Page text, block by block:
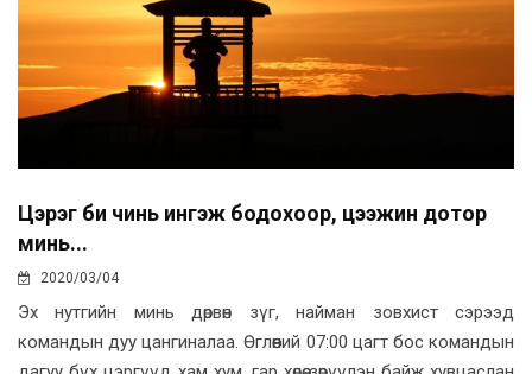
Цэрэг би чинь ингэж бодохоор, цээжин дотор
минь...
2020/03/04
Эх нутгийн минь дөрвөн зүг, найман зовхист сэрээд
командын дуу цангиналаа. Өглөөний 07:00 цагт бос командын